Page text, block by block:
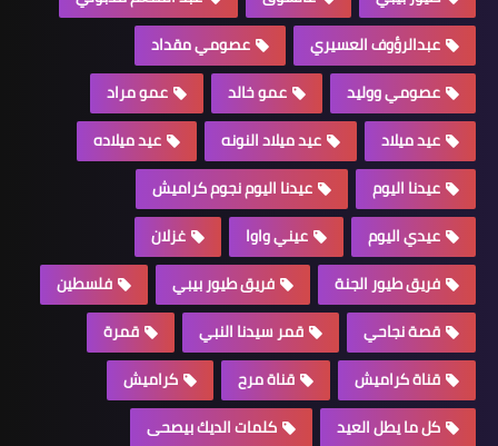
عبدالرؤوف العسيري
عصومي مقداد
عصومي ووليد
عمو خالد
عمو مراد
عيد ميلاد
عيد ميلاد النونه
عيد ميلاده
عيدنا اليوم
عيدنا اليوم نجوم كراميش
عيدي اليوم
عيني واوا
غزلان
فريق طيور الجنة
فريق طيور بيبي
فلسطين
قصة نجاحي
قمر سيدنا النبي
قمرة
قناة كراميش
قناة مرح
كراميش
كل ما يطل العيد
كلمات الديك بيصحى